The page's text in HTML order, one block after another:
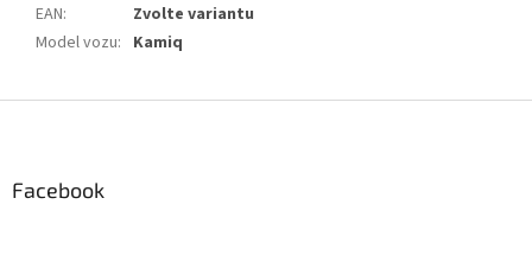
EAN:
Zvolte variantu
Model vozu: Kamiq
Facebook